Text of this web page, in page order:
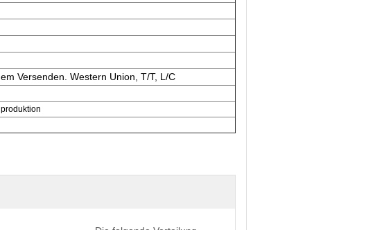
Versenden. Western Union, T/T, L/C